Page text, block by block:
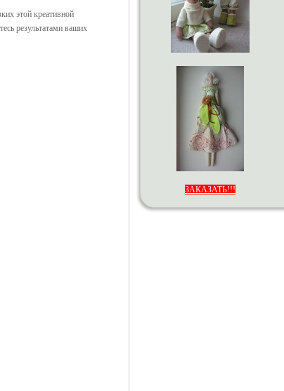
этой креативной
результатами ваших
ЗАКАЗАТЬ!!!